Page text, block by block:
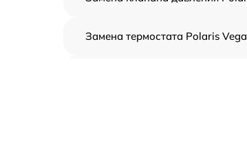
Замена термостата Polaris